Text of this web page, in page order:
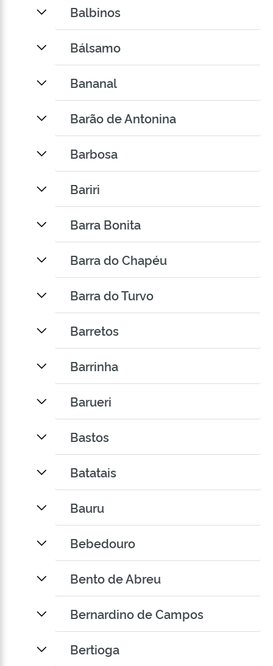
Balbinos
Bálsamo
Bananal
Barão de Antonina
Barbosa
Bariri
Barra Bonita
Barra do Chapéu
Barra do Turvo
Barretos
Barrinha
Barueri
Bastos
Batatais
Bauru
Bebedouro
Bento de Abreu
Bernardino de Campos
Bertioga